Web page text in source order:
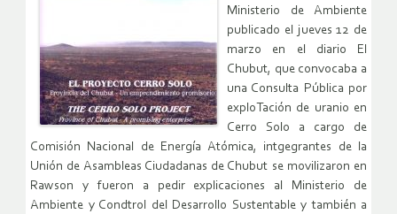
Ministerio de Ambiente
publicado el jueves 12 de
marzo en el diario El
Chubut, que convocaba a
una Consulta Pública por
exploTación de uranio en
Cerro Solo a cargo de
Comisión Nacional de Energía Atómica, intgegrantes de la
Unión de Asambleas Ciudadanas de Chubut se movilizaron en
Rawson y fueron a pedir explicaciones al Ministerio de
Ambiente y Condtrol del Desarrollo Sustentable y también a